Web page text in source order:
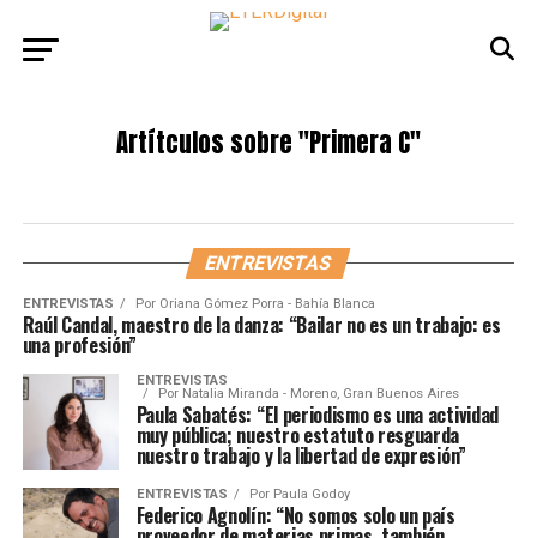
Artítculos sobre"Primera C"
ENTREVISTAS
ENTREVISTAS Por Oriana Gómez Porra - Bahía Blanca
Raúl Candal, maestro de la danza: “Bailar no es un trabajo: es
una profesión”
ENTREVISTAS
Por Natalia Miranda - Moreno, Gran Buenos Aires
Paula Sabatés: “El periodismo es una actividad
muy pública; nuestro estatuto resguarda
nuestro trabajo y la libertad de expresión”
ENTREVISTAS Por Paula Godoy
Federico Agnolín: “No somos solo un país